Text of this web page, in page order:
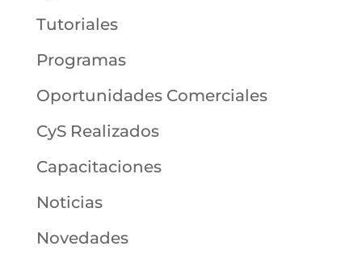
Tutoriales
Programas
Oportunidades Comerciales
CyS Realizados
Capacitaciones
Noticias
Novedades